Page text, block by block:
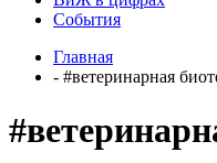
События
Главная
- #ветеринарная